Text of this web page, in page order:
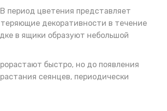
период цветения представляет
декоративности в течение
в ящики образуют небольшой
быстро, но до появления
сеянцев, периодически